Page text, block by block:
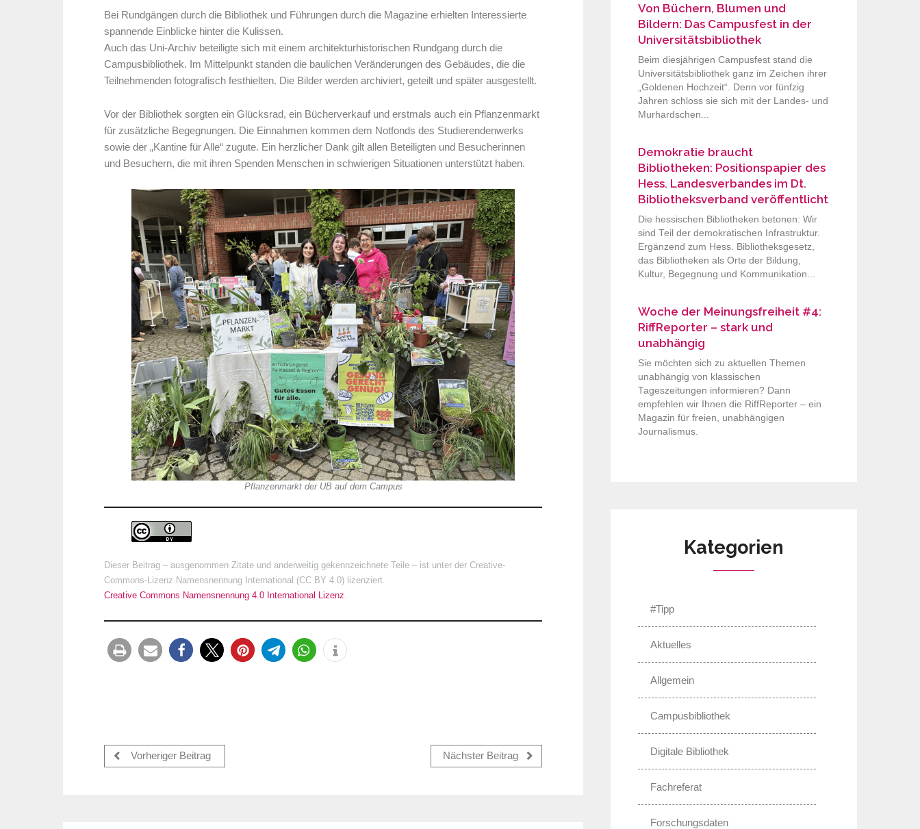
Bei Rundgängen durch die Bibliothek und Führungen durch die Magazine erhielten Interessierte
spannende Einblicke hinter die Kulissen.
Auch das Uni-Archiv beteiligte sich mit einem architekturhistorischen Rundgang durch die
Campusbibliothek. Im Mittelpunkt standen die baulichen Veränderungen des Gebäudes, die die
Teilnehmenden fotografisch festhielten. Die Bilder werden archiviert, geteilt und später ausgestellt.
Vor der Bibliothek sorgten ein Glücksrad, ein Bücherverkauf und erstmals auch ein Pflanzenmarkt
für zusätzliche Begegnungen. Die Einnahmen kommen dem Notfonds des Studierendenwerks
sowie der „Kantine für Alle“ zugute. Ein herzlicher Dank gilt allen Beteiligten und Besucherinnen
und Besuchern, die mit ihren Spenden Menschen in schwierigen Situationen unterstützt haben.
Pflanzenmarkt der UB auf dem Campus
Dieser Beitrag – ausgenommen Zitate und anderweitig gekennzeichnete Teile – ist unter der Creative-
Commons-Lizenz Namensnennung International (CC BY 4.0) lizenziert.
Creative Commons Namensnennung 4.0 International Lizenz
Vorheriger Beitrag Nächster Beitrag
Von Büchern, Blumen und
Bildern: Das Campusfest in der
Universitätsbibliothek
Beim diesjährigen Campusfest stand die
Universitätsbibliothek ganz im Zeichen ihrer
„Goldenen Hochzeit“. Denn vor fünfzig
Jahren schloss sie sich mit der Landes- und
Murhardschen...
Demokratie braucht
Bibliotheken: Positionspapier des
Hess. Landesverbandes im Dt.
Bibliotheksverband veröffentlicht
Die hessischen Bibliotheken betonen: Wir
sind Teil der demokratischen Infrastruktur.
Ergänzend zum Hess. Bibliotheksgesetz,
das Bibliotheken als Orte der Bildung,
Kultur, Begegnung und Kommunikation...
Woche der Meinungsfreiheit #4:
RiffReporter – stark und
unabhängig
Sie möchten sich zu aktuellen Themen
unabhängig von klassischen
Tageszeitungen informieren? Dann
empfehlen wir Ihnen die RiffReporter – ein
Magazin für freien, unabhängigen
Journalismus.
Kategorien
#Tipp
Aktuelles
Allgemein
Campusbibliothek
Digitale Bibliothek
Fachreferat
Forschungsdaten